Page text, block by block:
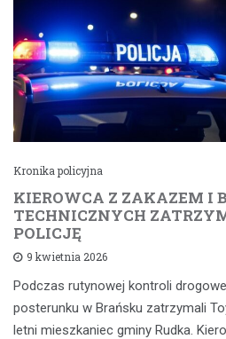
Kronika policyjna
KIEROWCA Z ZAKAZEM I
TECHNICZNYCH
POLICJĘ
9 kwietnia 2026
Podczas rutynowej kontroli
posterunku w Brańsku zatrzymali
letni mieszkaniec gminy Rudka.